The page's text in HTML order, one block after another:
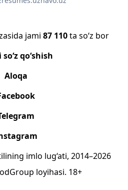
jami 87 110ta so‘z bor
qo‘shish
Aloqa
imlo lug‘ati, 2014–2026
loyihasi. 18+